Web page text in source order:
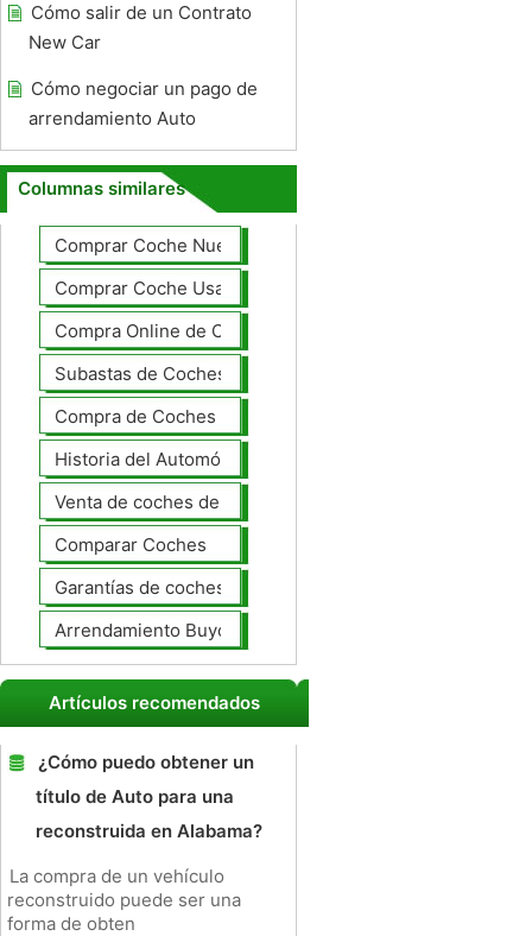
Cómo salir de un Contrato
New Car
Cómo negociar un pago de
arrendamiento Auto
Columnas similares
Comprar Coche Nuevo
Comprar Coche Usado
Compra Online de Coches
Subastas de Coches
Compra de Coches Basics
Historia del Automóvil
Venta de coches de lujo
Comparar Coches
Garantías de coches ampliado
Arrendamiento Buyout
Artículos recomendados
¿Cómo puedo obtener un
título de Auto para una
reconstruida en Alabama?
La compra de un vehículo
reconstruido puede ser una
forma de obten